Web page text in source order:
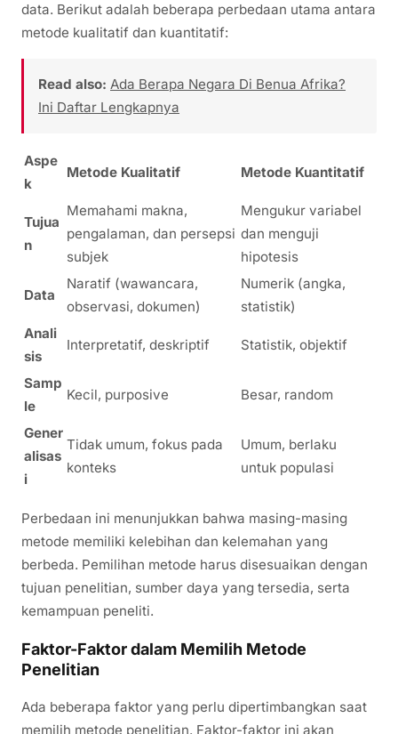
data. Berikut adalah beberapa perbedaan utama antara
metode kualitatif dan kuantitatif:
Read also: Ada Berapa Negara Di Benua Afrika?
Ini Daftar Lengkapnya
Aspe
k
Metode Kualitatif Metode Kuantitatif
Tujua
n
Memahami makna,
pengalaman, dan persepsi
subjek
Mengukur variabel
dan menguji
hipotesis
Data
Naratif (wawancara,
observasi, dokumen)
Numerik (angka,
statistik)
Anali
sis
Interpretatif, deskriptif Statistik, objektif
Samp
le
Kecil, purposive Besar, random
Gener
alisas
i
Tidak umum, fokus pada
konteks
Umum, berlaku
untuk populasi
Perbedaan ini menunjukkan bahwa masing-masing
metode memiliki kelebihan dan kelemahan yang
berbeda. Pemilihan metode harus disesuaikan dengan
tujuan penelitian, sumber daya yang tersedia, serta
kemampuan peneliti.
Faktor-Faktor dalam Memilih Metode
Penelitian
Ada beberapa faktor yang perlu dipertimbangkan saat
memilih metode penelitian. Faktor-faktor ini akan